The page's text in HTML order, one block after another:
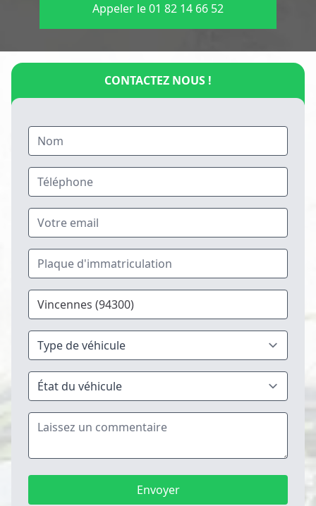
Appeler le 01 82 14 66 52
CONTACTEZ NOUS !
Envoyer